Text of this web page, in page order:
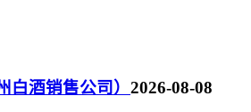
白酒销售公司） 2026-08-08